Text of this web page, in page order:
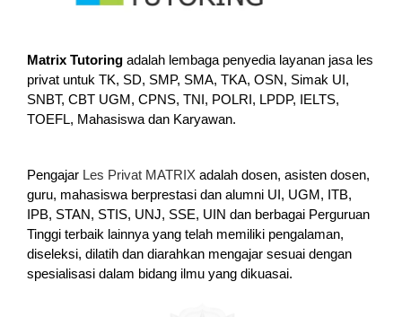
Matrix Tutoring adalah lembaga penyedia layanan jasa les
privat untuk TK, SD, SMP, SMA, TKA, OSN, Simak UI,
SNBT, CBT UGM, CPNS, TNI, POLRI, LPDP, IELTS,
TOEFL, Mahasiswa dan Karyawan.
Pengajar Les Privat MATRIX adalah dosen, asisten dosen,
guru, mahasiswa berprestasi dan alumni UI, UGM, ITB,
IPB, STAN, STIS, UNJ, SSE, UIN dan berbagai Perguruan
Tinggi terbaik lainnya yang telah memiliki pengalaman,
diseleksi, dilatih dan diarahkan mengajar sesuai dengan
spesialisasi dalam bidang ilmu yang dikuasai.